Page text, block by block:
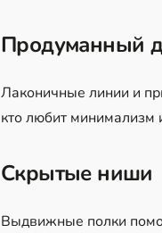
Продуманный
Лаконичные линии и
кто любит минимализм
Скрытые ниши
Выдвижные полки